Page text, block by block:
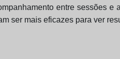
entre sessões e
ser mais eficazes para ver